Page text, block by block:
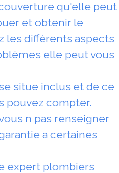
qu'elle peut
et obtenir le
les différents aspects
elle peut vous
situe inclus et de ce
pouvez compter.
n pas renseigner
a certaines
expert plombiers